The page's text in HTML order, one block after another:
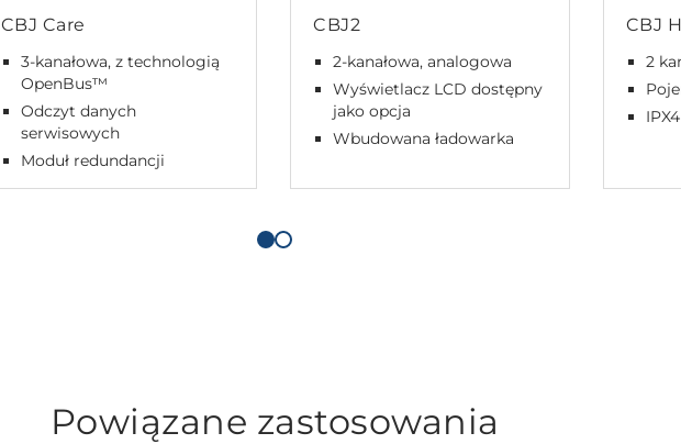
CBJ Care
3-kanałowa, z technologią
OpenBus™
Odczyt danych
serwisowych
Moduł redundancji
CBJ2
2-kanałowa, analogowa
Wyświetlacz LCD dostępny
jako opcja
Wbudowana ładowarka
CBJ
2
IPX4
Powiązane zastosowania